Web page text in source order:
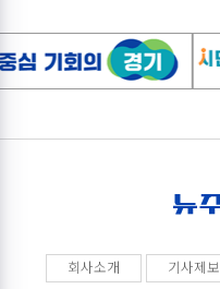
회사소개 기사제보